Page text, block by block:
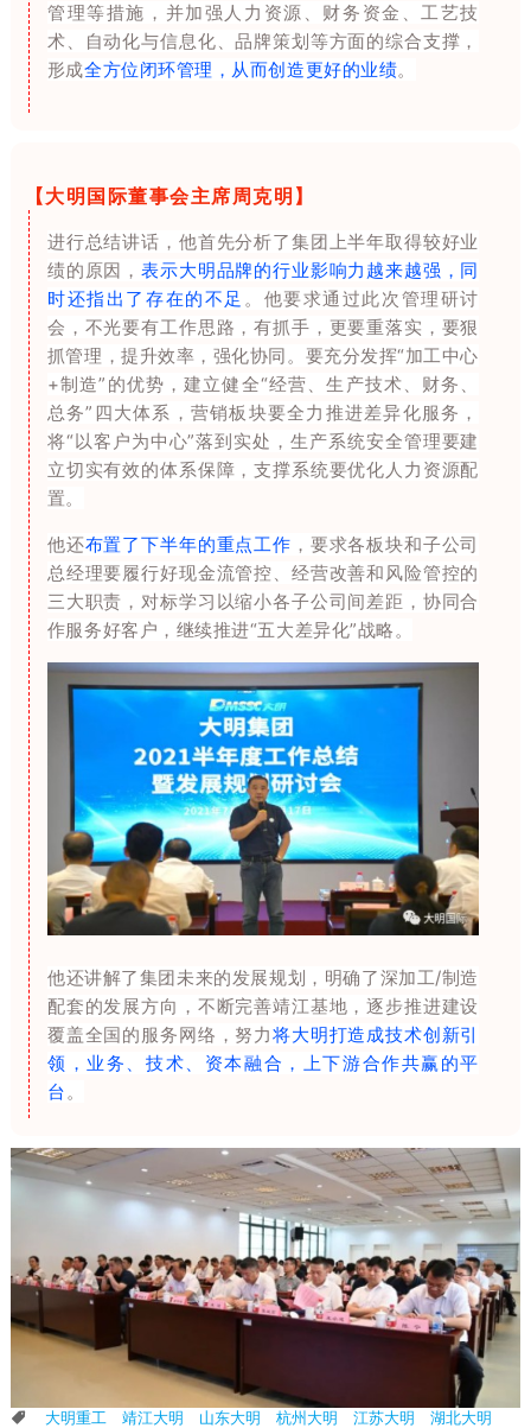
管理等措施，并加强人力资源、财务资金、工艺技
术、自动化与信息化、品牌策划等方面的综合支撑，
形成全方位闭环管理，从而创造更好的业绩。
【大明国际董事会主席周克明】
进行总结讲话，他首先分析了集团上半年取得较好业
绩的原因，表示大明品牌的行业影响力越来越强，同
时还指出了存在的不足 。他要求通过此次管理研讨
会，不光要有工作思路，有抓手，更要重落实，要狠
抓管理，提升效率，强化协同。要充分发挥“加工中心
+制造”的优势，建立健全“经营、生产技术、财务、
总务”四大体系，营销板块要全力推进差异化服务，
将“以客户为中心”落到实处，生产系统安全管理要建
立切实有效的体系保障，支撑系统要优化人力资源配
置。
他还布置了下半年的重点工作 ，要求各板块和子公司
总经理要履行好现金流管控、经营改善和风险管控的
三大职责，对标学习以缩小各子公司间差距，协同合
作服务好客户，继续推进“五大差异化”战略。
他还讲解了集团未来的发展规划，明确了深加工/制造
配套的发展方向，不断完善靖江基地，逐步推进建设
覆盖全国的服务网络，努力将大明打造成技术创新引
领，业务、技术、资本融合，上下游合作共赢的平
台。
大明重工 靖江大明 山东大明 杭州大明 江苏大明 湖北大明